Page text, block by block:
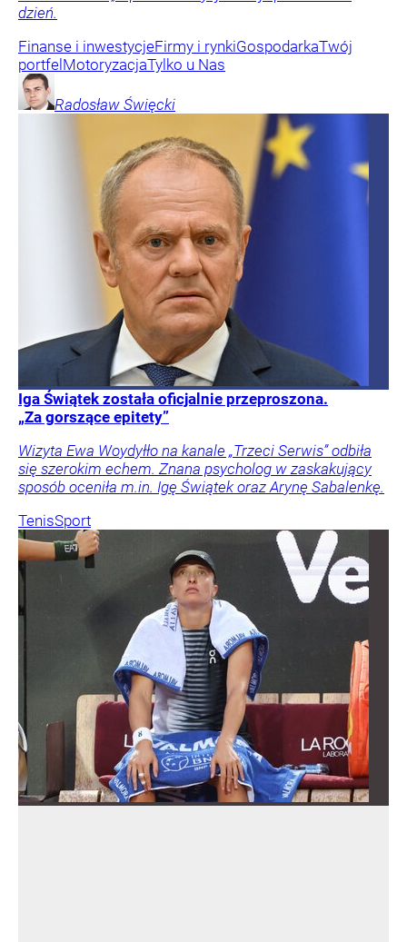
dzień.
Finanse i inwestycjeFirmy i rynkiGospodarkaTwój
portfel MotoryzacjaTylko u Nas
Radosław Święcki
Iga Świątek została oficjalnie przeproszona.
„Za gorszące epitety”
Wizyta Ewa Woydyłło na kanale „Trzeci Serwis” odbiła
się szerokim echem. Znana psycholog w zaskakujący
sposób oceniła m.in. Igę Świątek oraz Arynę Sabalenkę.
TenisSport